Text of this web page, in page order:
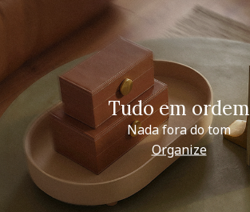
Tudo em ordem
Nada fora do tom
Organize